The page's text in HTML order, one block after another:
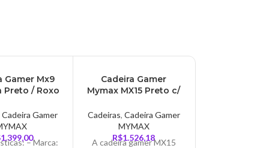
Gamer Mx9
Preto / Roxo
Cadeira Gamer
1.399,00– Marca:
Cadeira Gamer
Mymax MX15 Preto c/
BL
Cadeiras, Cadeira Gamer
MYMAX
R$1.526,18
A cadeira gamer MX15